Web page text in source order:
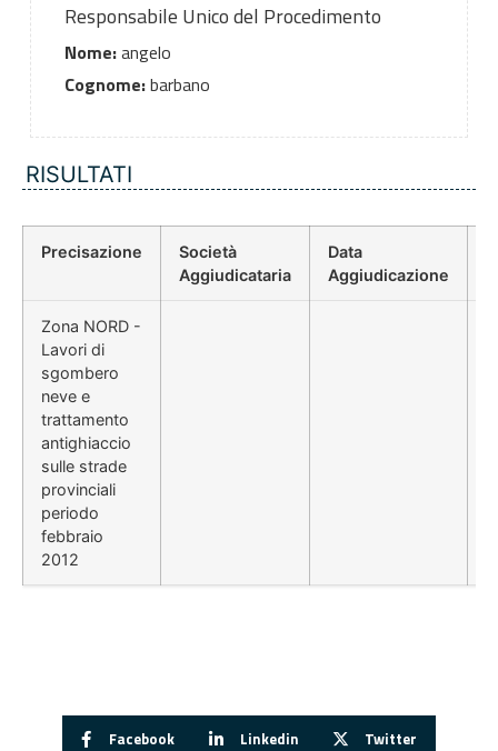
Responsabile Unico del Procedimento
Nome:angelo
Cognome:barbano
RISULTATI
Precisazione
Società
Aggiudicataria
Data
Aggiudicazione
Zona NORD -
Lavori di
sgombero
neve e
trattamento
antighiaccio
sulle strade
provinciali
periodo
febbraio
2012
Facebook Linkedin Twitter